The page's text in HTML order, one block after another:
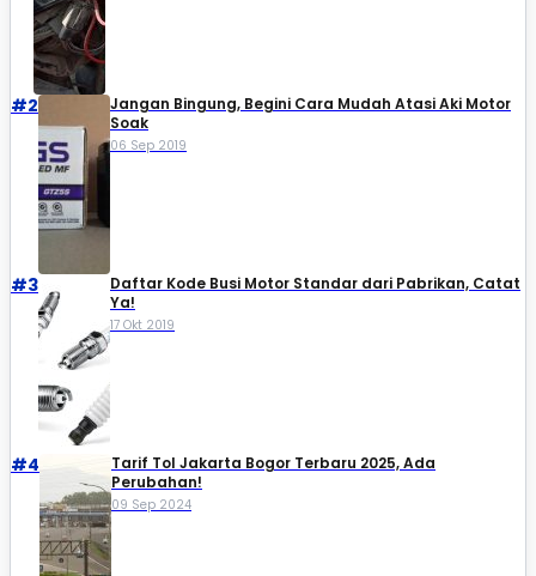
#2
Jangan Bingung, Begini Cara Mudah Atasi Aki Motor
Soak
06 Sep 2019
#3
Daftar Kode Busi Motor Standar dari Pabrikan, Catat
Ya!
17 Okt 2019
#4
Tarif Tol Jakarta Bogor Terbaru 2025, Ada
Perubahan!
09 Sep 2024